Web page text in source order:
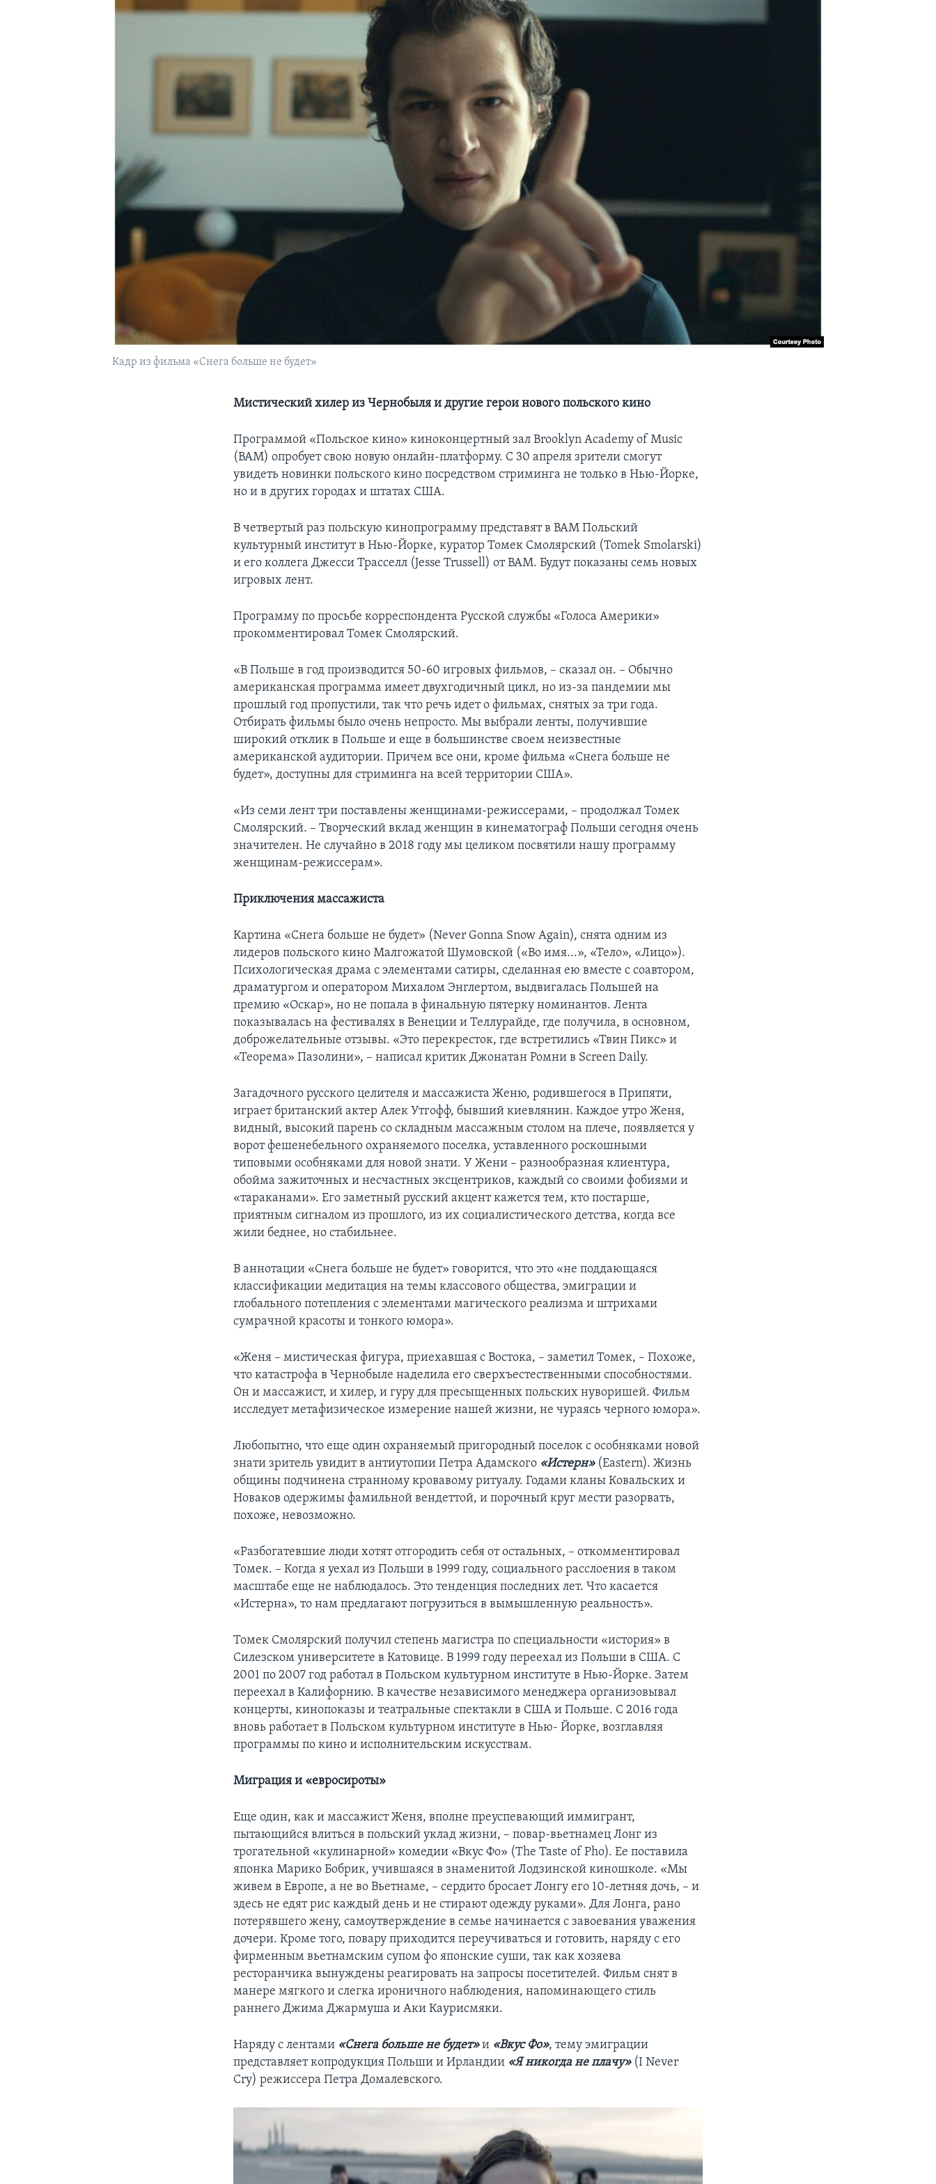
Кадр из фильма «Снега больше не будет»
Мистический хилер из Чернобыля и другие герои нового польского кино
Программой «Польское кино» киноконцертный зал Brooklyn Academy of Music
(BAM) опробует свою новую онлайн-платформу. С 30 апреля зрители смогут
увидеть новинки польского кино посредством стриминга не только в Нью-Йорке,
но и в других городах и штатах США.
В четвертый раз польскую кинопрограмму представят в BAM Польский
культурный институт в Нью-Йорке, куратор Томек Смолярский (Tomek Smolarski)
и его коллега Джесси Трасселл (Jesse Trussell) от BAM. Будут показаны семь новых
игровых лент.
Программу по просьбе корреспондента Русской службы «Голоса Америки»
прокомментировал Томек Смолярский.
«В Польше в год производится 50-60 игровых фильмов, – сказал он. – Обычно
американская программа имеет двухгодичный цикл, но из-за пандемии мы
прошлый год пропустили, так что речь идет о фильмах, снятых за три года.
Отбирать фильмы было очень непросто. Мы выбрали ленты, получившие
широкий отклик в Польше и еще в большинстве своем неизвестные
американской аудитории. Причем все они, кроме фильма «Снега больше не
будет», доступны для стриминга на всей территории США».
«Из семи лент три поставлены женщинами-режиссерами, – продолжал Томек
Смолярский. – Творческий вклад женщин в кинематограф Польши сегодня очень
значителен. Не случайно в 2018 году мы целиком посвятили нашу программу
женщинам-режиссерам».
Приключения массажиста
Картина «Снега больше не будет» (Never Gonna Snow Again), снята одним из
лидеров польского кино Малгожатой Шумовской («Во имя...», «Тело», «Лицо»).
Психологическая драма с элементами сатиры, сделанная ею вместе с соавтором,
драматургом и оператором Михалом Энглертом, выдвигалась Польшей на
премию «Оскар», но не попала в финальную пятерку номинантов. Лента
показывалась на фестивалях в Венеции и Теллурайде, где получила, в основном,
доброжелательные отзывы. «Это перекресток, где встретились «Твин Пикс» и
«Теорема» Пазолини», – написал критик Джонатан Ромни в Screen Daily.
Загадочного русского целителя и массажиста Женю, родившегося в Припяти,
играет британский актер Алек Утгофф, бывший киевлянин. Каждое утро Женя,
видный, высокий парень со складным массажным столом на плече, появляется у
ворот фешенебельного охраняемого поселка, уставленного роскошными
типовыми особняками для новой знати. У Жени – разнообразная клиентура,
обойма зажиточных и несчастных эксцентриков, каждый со своими фобиями и
«тараканами». Его заметный русский акцент кажется тем, кто постарше,
приятным сигналом из прошлого, из их социалистического детства, когда все
жили беднее, но стабильнее.
В аннотации «Снега больше не будет» говорится, что это «не поддающаяся
классификации медитация на темы классового общества, эмиграции и
глобального потепления с элементами магического реализма и штрихами
сумрачной красоты и тонкого юмора».
«Женя – мистическая фигура, приехавшая с Востока, – заметил Томек, – Похоже,
что катастрофа в Чернобыле наделила его сверхъестественными способностями.
Он и массажист, и хилер, и гуру для пресыщенных польских нуворишей. Фильм
исследует метафизическое измерение нашей жизни, не чураясь черного юмора».
Любопытно, что еще один охраняемый пригородный поселок с особняками новой
знати зритель увидит в антиутопии Петра Адамского «Истерн» (Eastern). Жизнь
общины подчинена странному кровавому ритуалу. Годами кланы Ковальских и
Новаков одержимы фамильной вендеттой, и порочный круг мести разорвать,
похоже, невозможно.
«Разбогатевшие люди хотят отгородить себя от остальных, – откомментировал
Томек. – Когда я уехал из Польши в 1999 году, социального расслоения в таком
масштабе еще не наблюдалось. Это тенденция последних лет. Что касается
«Истерна», то нам предлагают погрузиться в вымышленную реальность».
Томек Смолярский получил степень магистра по специальности «история» в
Силезском университете в Катовице. В 1999 году переехал из Польши в США. С
2001 по 2007 год работал в Польском культурном институте в Нью-Йорке. Затем
переехал в Калифорнию. В качестве независимого менеджера организовывал
концерты, кинопоказы и театральные спектакли в США и Польше. С 2016 года
вновь работает в Польском культурном институте в Нью- Йорке, возглавляя
программы по кино и исполнительским искусствам.
Миграция и «евросироты»
Еще один, как и массажист Женя, вполне преуспевающий иммигрант,
пытающийся влиться в польский уклад жизни, – повар-вьетнамец Лонг из
трогательной «кулинарной» комедии «Вкус Фо» (The Taste of Pho). Ее поставила
японка Марико Бобрик, учившаяся в знаменитой Лодзинской киношколе. «Мы
живем в Европе, а не во Вьетнаме, – сердито бросает Лонгу его 10-летняя дочь, – и
здесь не едят рис каждый день и не стирают одежду руками». Для Лонга, рано
потерявшего жену, самоутверждение в семье начинается с завоевания уважения
дочери. Кроме того, повару приходится переучиваться и готовить, наряду с его
фирменным вьетнамским супом фо японские суши, так как хозяева
ресторанчика вынуждены реагировать на запросы посетителей. Фильм снят в
манере мягкого и слегка ироничного наблюдения, напоминающего стиль
раннего Джима Джармуша и Аки Каурисмяки.
Наряду с лентами «Снега больше не будет»и «Вкус Фо», тему эмиграции
представляет копродукция Польши и Ирландии «Я никогда не плачу»(I Never
Cry) режиссера Петра Домалевского.